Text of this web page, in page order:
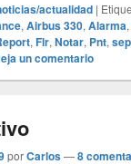
actualidad |
, Airbus 330, Alarma,
, Flr, Notar, Pnt,
un comentario
porCarlos—8